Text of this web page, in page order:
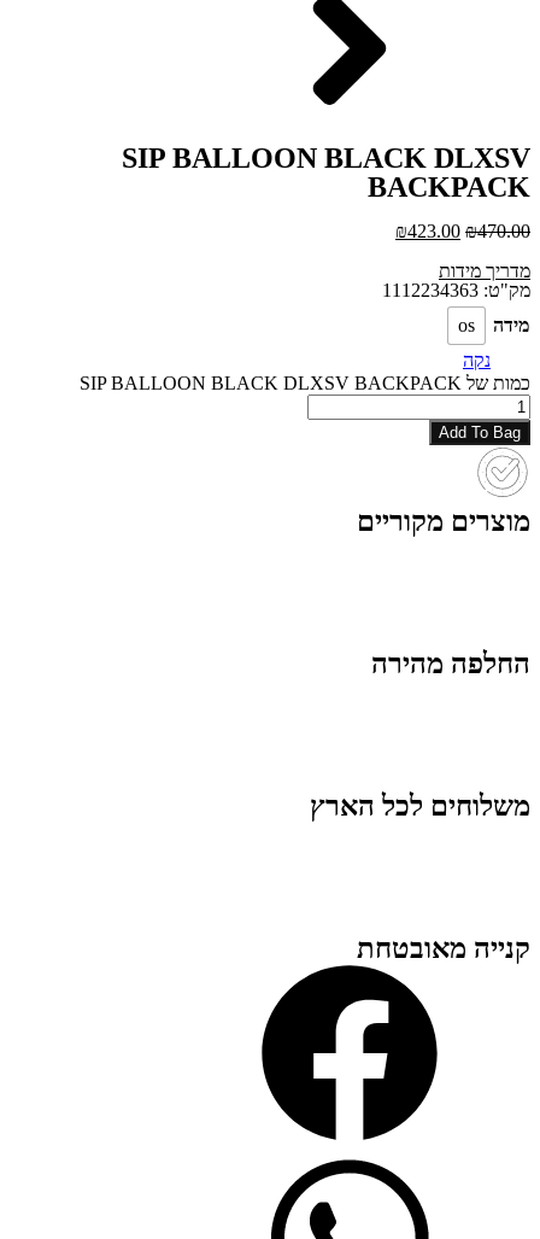
SIP BALLOON BLACK DLXSV
BACKPACK
₪470.00
₪423.00
מדריך מידות
מק"ט: 1112234363
מידה
os
נקה
כמות של SIP BALLOON BLACK DLXSV BACKPACK
Add To Bag
מוצרים מקוריים
החלפה מהירה
משלוחים לכל הארץ
קנייה מאובטחת